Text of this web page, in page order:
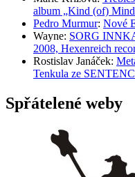
album „Kind (of)
Pedro Murmur: Nové
Wayne: SORG
2008, Hexenreich
Rostislav Janáček:
Tenkula ze
Spřátelené weby